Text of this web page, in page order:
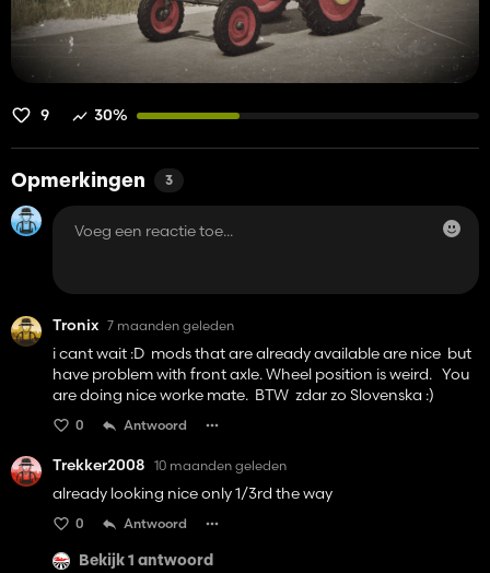
9 30%
Opmerkingen 3
Tronix 7 maanden geleden
i cant wait :D mods that are already available are nice but
have problem with front axle. Wheel position is weird. You
are doing nice worke mate. BTW zdar zo Slovenska :)
0 Antwoord
Trekker2008 10 maanden geleden
already looking nice only 1/3rd the way
0 Antwoord
Bekijk 1 antwoord